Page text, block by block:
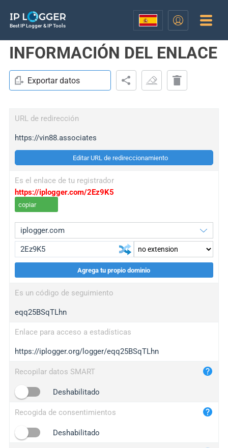
Best IP Logger & IP Tools
INFORMACIÓN DEL ENLACE
Exportar datos
URL de redirección
https://vin88.associates
Editar URL de redireccionamiento
Es el enlace de tu registrador
https://iplogger.com/2Ez9K5
copiar
wl.gl
ed.tc
iplogger.com
maper.info
2no.co
yip.su
iplogger.info
Agrega tu propio dominio
Es un código de seguimiento
eqq25BSqTLhn
Enlace para acceso a estadísticas
https://iplogger.org/logger/eqq25BSqTLhn
Recopilar datos SMART
Deshabilitado
Recogida de consentimientos
Deshabilitado